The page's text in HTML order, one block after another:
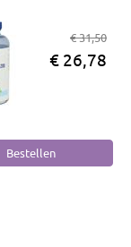
€ 31,50
€ 26,78